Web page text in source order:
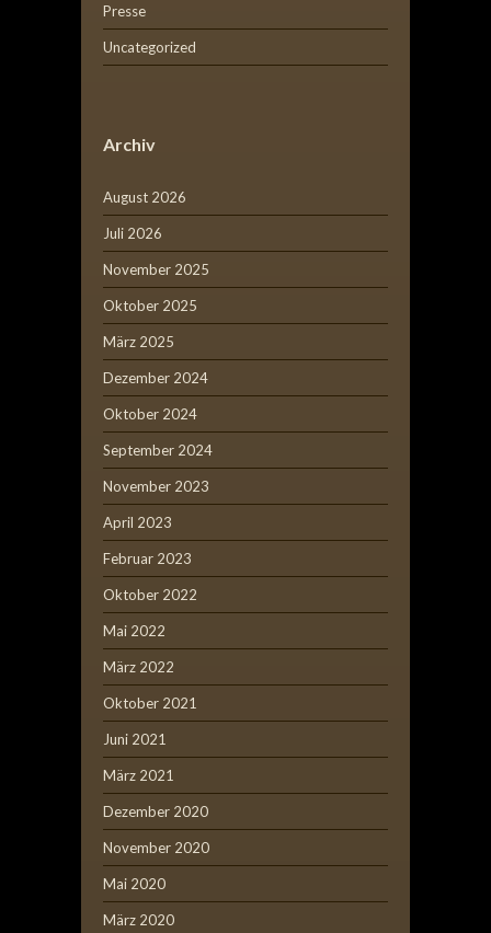
Presse
Uncategorized
Archiv
August 2026
Juli 2026
November 2025
Oktober 2025
März 2025
Dezember 2024
Oktober 2024
September 2024
November 2023
April 2023
Februar 2023
Oktober 2022
Mai 2022
März 2022
Oktober 2021
Juni 2021
März 2021
Dezember 2020
November 2020
Mai 2020
März 2020